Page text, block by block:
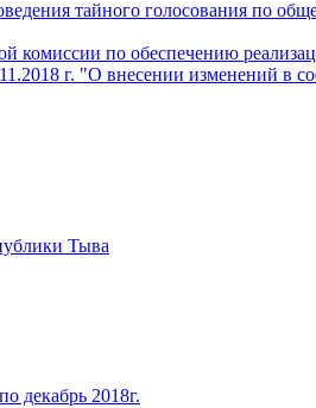
тайного голосования по
комиссии по обеспечению
г. "О внесении изменений в
Тыва
декабрь 2018г.